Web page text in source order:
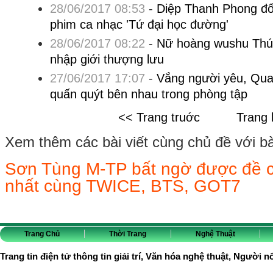
28/06/2017 08:53 - Diệp Thanh Phong
phim ca nhạc 'Tứ đại học đường'
28/06/2017 08:22 - Nữ hoàng wushu
nhập giới thượng lưu
27/06/2017 17:07 - Vắng người yêu,
quấn quýt bên nhau trong phòng tập
<< Trang truớc
Trang
Xem thêm các bài viết cùng chủ đề với
Sơn Tùng M-TP bất ngờ được đề
nhất cùng TWICE, BTS, GOT7
Trang Chủ Thời Trang Nghệ Thuật
Trang tin điện tử thông tin giải trí, Văn hóa nghệ thuật, Người